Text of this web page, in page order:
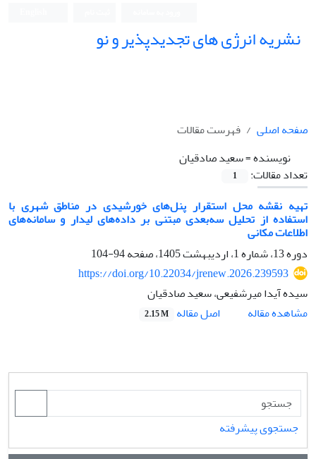
نشریه انرژی های تجدیدپذیر و نو
صفحه اصلی
فهرست مقالات
نویسنده =سعید صادقیان
تعداد مقالات:
1
تهیه نقشه محل استقرار پنل‌های خورشیدی در مناطق شهری با
استفاده از تحلیل سه‌بعدی مبتنی بر داده‌های لیدار و سامانه‌های
اطلاعات مکانی
دوره 13، شماره 1، اردیبهشت 1405، صفحه
94-104
https://doi.org/10.22034/jrenew.2026.239593
سیده آیدا میرشفیعی، سعید صادقیان
مشاهده مقاله
اصل مقاله 2.15 M
جستجوی پیشرفته